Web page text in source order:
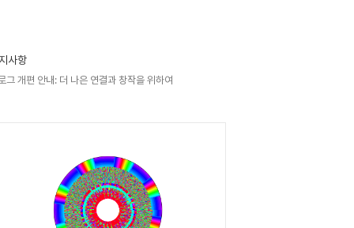
사항
그 개편 안내: 더 나은 연결과 창작을 위하여